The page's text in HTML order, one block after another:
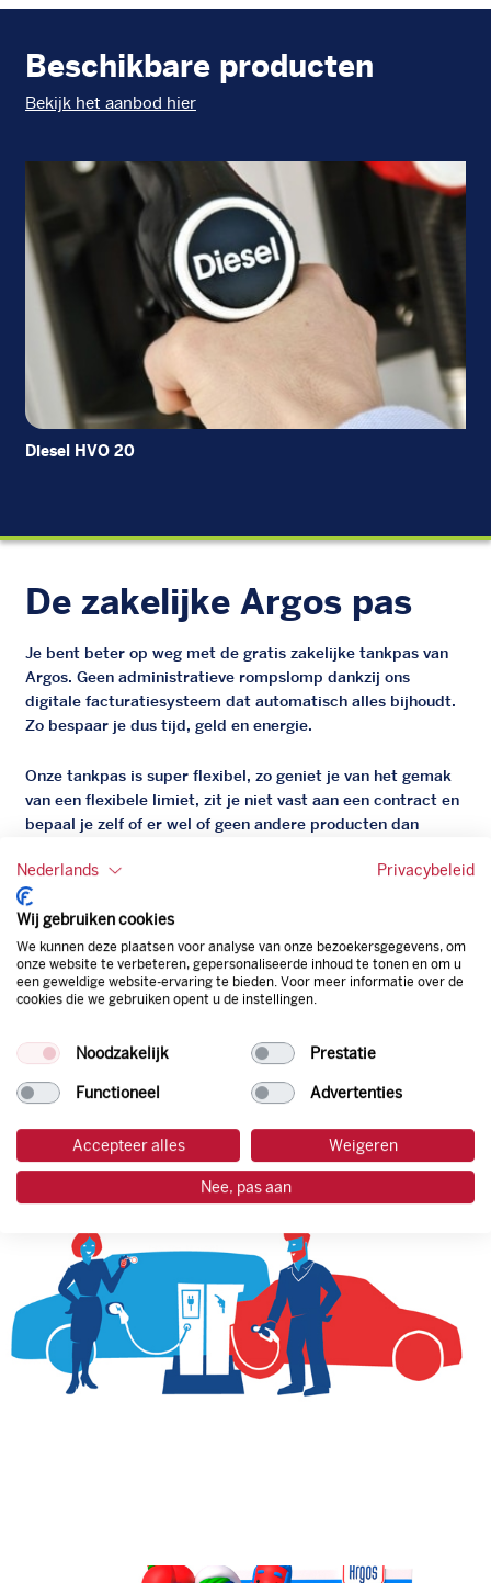
Beschikbare producten
Bekijk het aanbod hier
Diesel HVO 20
De zakelijke Argos pas
Je bent beter op weg met de gratis zakelijke tankpas van
Argos. Geen administratieve rompslomp dankzij ons
digitale facturatiesysteem dat automatisch alles bijhoudt.
Zo bespaar je dus tijd, geld en energie.
Onze tankpas is super flexibel, zo geniet je van het gemak
van een flexibele limiet, zit je niet vast aan een contract en
bepaal je zelf of er wel of geen andere producten dan
Bovendien profiteer je altijd van een gegarandeerde
korting. Mocht de pompprijs toch lager zijn dan betaal je
natuurlijk de prijs aan de pomp. Zo ben je altijd verzekerd
van de laagste prijs.
Nederlands Privacybeleid
Wij gebruiken cookies
We kunnen deze plaatsen voor analyse van onze bezoekersgegevens, om
onze website te verbeteren, gepersonaliseerde inhoud te tonen en om u
een geweldige website-ervaring te bieden. Voor meer informatie over de
cookies die we gebruiken opent u de instellingen.
Noodzakelijk Prestatie
Functioneel Advertenties
Accepteer alles Weigeren
Nee, pas aan